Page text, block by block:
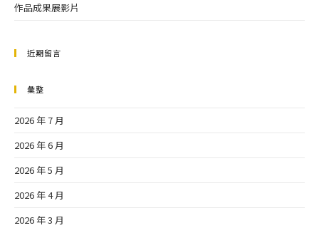
作品成果展影片
近期留言
彙整
2026 年 7 月
2026 年 6 月
2026 年 5 月
2026 年 4 月
2026 年 3 月